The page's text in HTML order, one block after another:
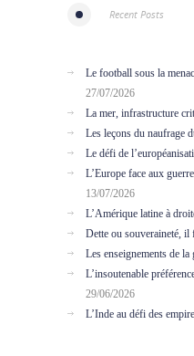
Recent Posts
Le football sous la
27/07/2026
La mer, infrastructure
Les leçons du naufrage
Le défi de
L’Europe face aux
13/07/2026
L’Amérique latine à
Dette ou souveraineté, il
Les enseignements de la
L’insoutenable
29/06/2026
L’Inde au défi des